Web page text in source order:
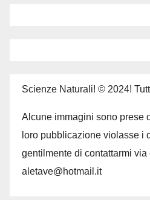
Scienze Naturali! © 2024!
Alcune immagini sono prese
loro pubblicazione violasse i
gentilmente di contattarmi via
aletave@hotmail.it